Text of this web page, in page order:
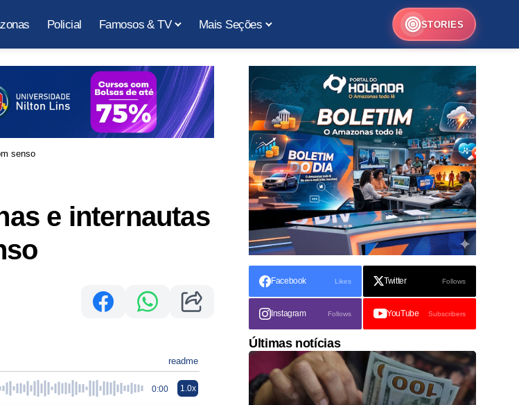
Policial Famosos & TV Mais Seções STORIES
senso
e internautas
readme
0:00 1.0x
Facebook Likes Twitter Follows
Instagram Follows YouTube Subscribers
Últimas notícias